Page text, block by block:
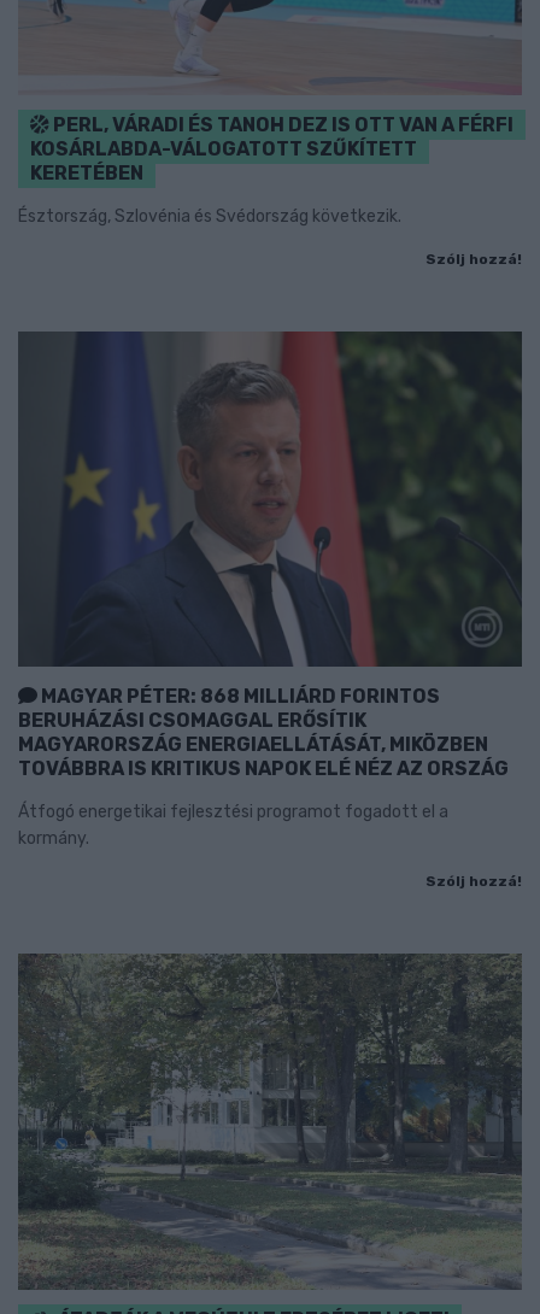
PERL, VÁRADI ÉS TANOH DEZ IS OTT VAN A FÉRFI
KOSÁRLABDA-VÁLOGATOTT SZŰKÍTETT
KERETÉBEN
Észtország, Szlovénia és Svédország következik.
Szólj hozzá!
MAGYAR PÉTER: 868 MILLIÁRD FORINTOS
BERUHÁZÁSI CSOMAGGAL ERŐSÍTIK
MAGYARORSZÁG ENERGIAELLÁTÁSÁT, MIKÖZBEN
TOVÁBBRA IS KRITIKUS NAPOK ELÉ NÉZ AZ ORSZÁG
Átfogó energetikai fejlesztési programot fogadott el a
kormány.
Szólj hozzá!